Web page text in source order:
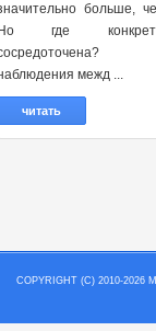
больше,
Но где
межд ...
читать
COPYRIGHT (C) 2010-